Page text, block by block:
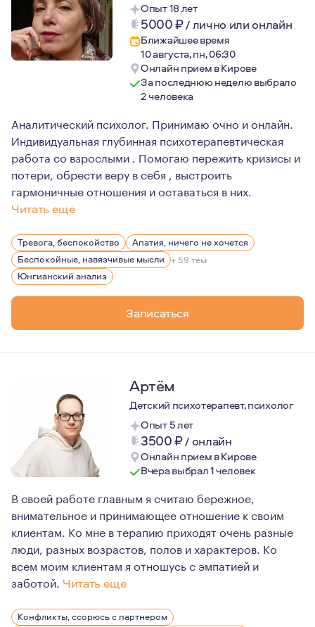
Опыт 18 лет
5000₽/лично или онлайн
Ближайшее время
10 августа, пн, 06:30
Онлайн прием в Кирове
За последнюю неделю выбрало
2 человека
Аналитический психолог. Принимаю очно и онлайн.
Индивидуальная глубинная психотерапевтическая
работа со взрослыми . Помогаю пережить кризисы и
потери, обрести веру в себя , выстроить
гармоничные отношения и оставаться в них.
Читать еще
Я верю, что у каждого человека есть внутренний
Основываюсь в работе на принципах равенства
Тревога, беспокойство
Апатия, ничего не хочется
Беспокойные, навязчивые мысли + 59 тем
Юнгианский анализ
Записаться
Артём
Детский психотерапевт, психолог
Опыт 5 лет
3500₽/ онлайн
Онлайн прием в Кирове
Вчера выбрал 1 человек
В своей работе главным я считаю бережное,
внимательное и принимающее отношение к своим
клиентам. Ко мне в терапию приходят очень разные
люди, разных возрастов, полов и характеров. Ко
всем моим клиентам я отношусь с эмпатией и
заботой. Читать еще
Я пришёл в профессию после того, как сам
Конфликты, ссорюсь с партнером